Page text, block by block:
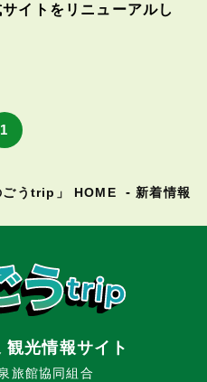
イトをリニューアルし
1
ごうtrip」 HOME 新着情報
観光情報サイト
旅館協同組合